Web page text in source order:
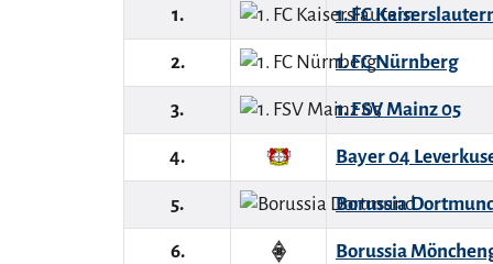
1. 1. FC
2. 1. FC Nürnberg
3. 1. FSV Mainz 05
4. Bayer 04
5. Borussia
6. Borussia